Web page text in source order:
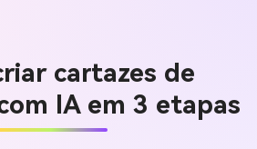
cartazes de
IA em 3 etapas